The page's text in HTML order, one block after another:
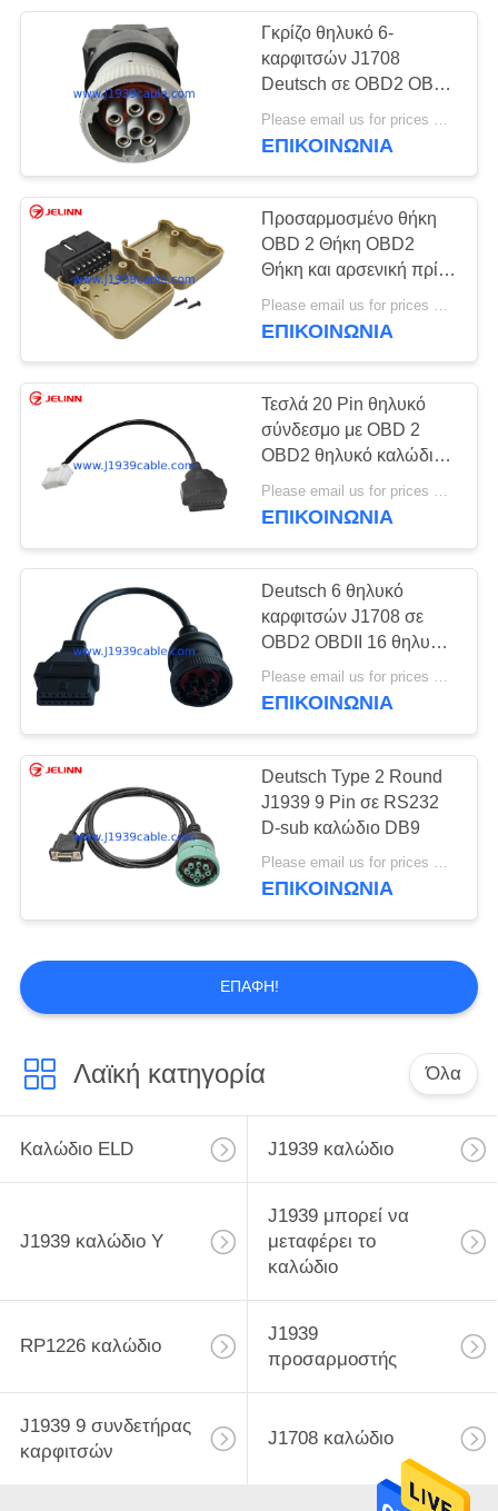
OBD2 περίφραξη
49
Καλώδιο
αυτοκινήτων OBD
Κατηγορία 9 Πιν και
14 Πιν
9
Γκρίζο θηλυκό 6-
καρφιτσών J1708
Deutsch σε OBD2 OBDII
16 θηλυκός
προσαρμοστής
ΕΠΙΚΟΙΝΩΝΙΑ
Προσαρμοσμένο θήκη
OBD 2 Θήκη OBD2
Θήκη και αρσενική πρίζα
με ευθεία καρφίτσα
ΕΠΙΚΟΙΝΩΝΙΑ
Τεσλά 20 Pin θηλυκό
σύνδεσμο με OBD 2
OBD2 θηλυκό καλώδιο
για το μοντέλο S και το
μοντέλο X Έτος 2016-
Please email us for prices MOQ:100 pcs
ΕΠΙΚΟΙΝΩΝΙΑ
Deutsch 6 θηλυκό
καρφιτσών J1708 σε
OBD2 OBDII 16 θηλυκό
καλώδιο καρφιτσών
J1962
Please email us for prices MOQ:100 τεμ
ΕΠΙΚΟΙΝΩΝΙΑ
Deutsch Type 2 Round
J1939 9 Pin σε RS232
D-sub καλώδιο DB9
Please email us for prices MOQ:100 τεμάχια
ΕΠΙΚΟΙΝΩΝΙΑ
ΕΠΑΦΉ!
Λαϊκή κατηγορία Όλα
Καλώδιο ELD J1939 καλώδιο
J1939 καλώδιο Υ
J1939 μπορεί να
μεταφέρει το
καλώδιο
RP1226 καλώδιο
J1939
προσαρμοστής
J1939 9 συνδετήρας
καρφιτσών
J1708 καλώδιο